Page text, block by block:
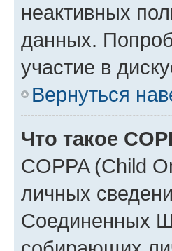
неактивных
данных.
участие в
Вернуться
Что такое
COPPA (Child
личных
Соединенных